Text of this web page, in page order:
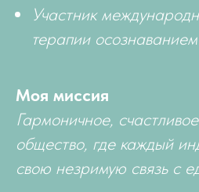
Участник
терапии осознаванием
Моя миссия
Гармоничное,
общество, где каждый
свою незримую связь с